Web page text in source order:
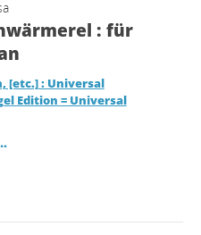
: für
[etc.] : Universal
Edition = Universal